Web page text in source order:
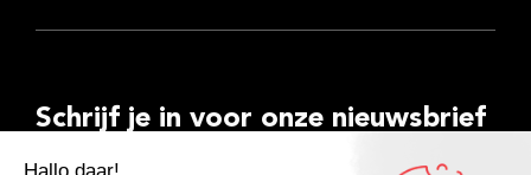
Schrijf je in voor onze nieuwsbrief